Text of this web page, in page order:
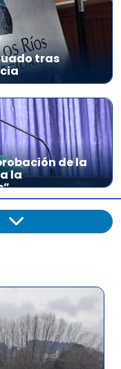
tras
de la
la